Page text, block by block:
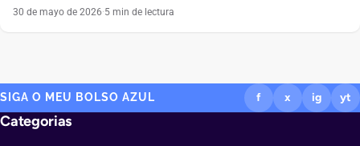
Conoce cómo funciona.
30 de mayo de 2026·5 min de lectura
SIGA O MEU BOLSO AZUL f x ig yt
Categorias